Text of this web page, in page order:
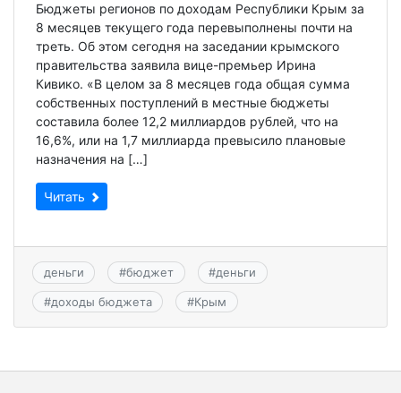
Бюджеты регионов по доходам Республики Крым за
8 месяцев текущего года перевыполнены почти на
треть. Об этом сегодня на заседании крымского
правительства заявила вице-премьер Ирина
Кивико. «В целом за 8 месяцев года общая сумма
собственных поступлений в местные бюджеты
составила более 12,2 миллиардов рублей, что на
16,6%, или на 1,7 миллиарда превысило плановые
назначения на […]
Читать
деньги #бюджет #деньги
#доходы бюджета #Крым